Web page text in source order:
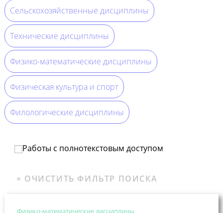
Сельскохозяйственные дисциплины
Технические дисциплины
Физико-математические дисциплины
Физическая культура и спорт
Филологические дисциплины
Работы с полнотекстовым доступом
Физико-математические дисциплины